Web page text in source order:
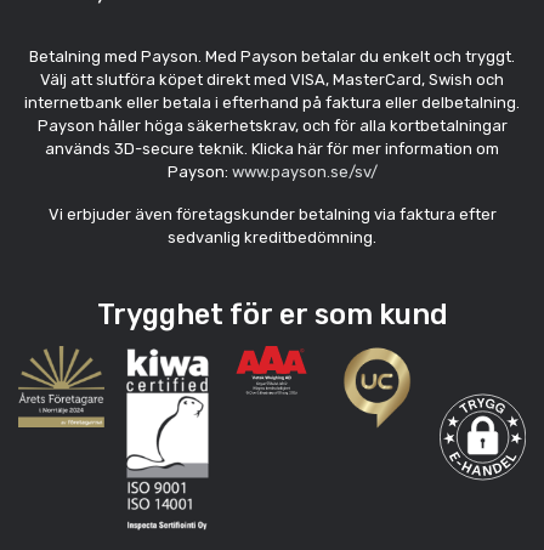
Betalning med Payson. Med Payson betalar du enkelt och tryggt.
Välj att slutföra köpet direkt med VISA, MasterCard, Swish och
internetbank eller betala i efterhand på faktura eller delbetalning.
Payson håller höga säkerhetskrav, och för alla kortbetalningar
används 3D-secure teknik. Klicka här för mer information om
Payson: www.payson.se/sv/
Vi erbjuder även företagskunder betalning via faktura efter
sedvanlig kreditbedömning.
Trygghet för er som kund